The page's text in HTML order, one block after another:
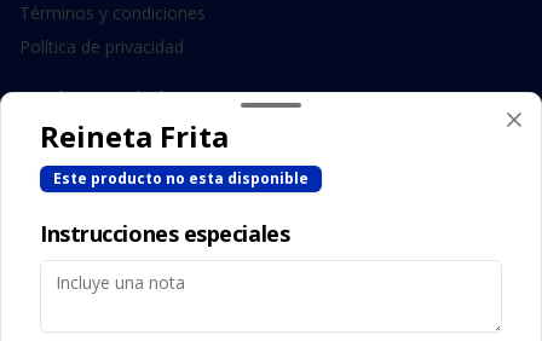
Términos y condiciones
Política de privacidad
Redes sociales
Instagram
Facebook
Mi cuenta
Reineta Frita
Este producto no esta disponible
Instrucciones especiales